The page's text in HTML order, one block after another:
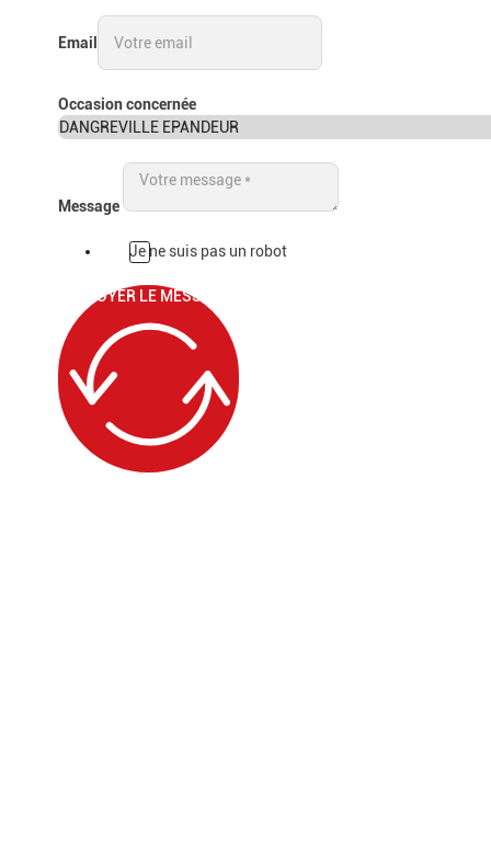
Email
Occasion concernée
DANGREVILLE EPANDEUR
Message
Je ne suis pas un robot
ENVOYER LE MESSAGE